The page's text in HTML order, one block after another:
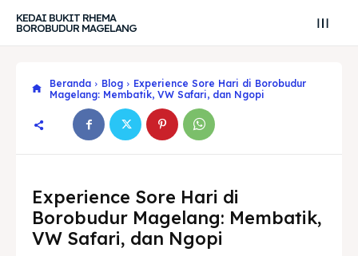
KEDAI BUKIT RHEMA
BOROBUDUR MAGELANG
Beranda Blog
Experience Sore Hari di Borobudur
Magelang: Membatik, VW Safari, dan Ngopi
Experience Sore Hari di
Borobudur Magelang: Membatik,
VW Safari, dan Ngopi